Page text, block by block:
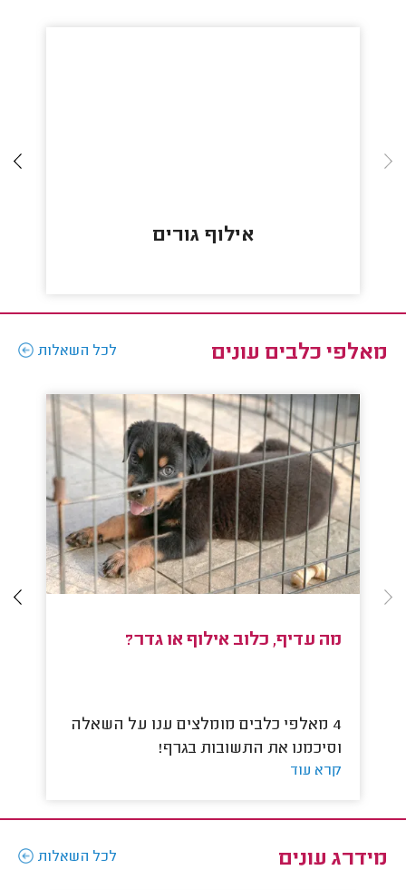
אילוף גורים
מאלפי כלבים עונים לכל השאלות
מה עדיף, כלוב אילוף או גדר?
4 מאלפי כלבים מומלצים ענו על השאלה
וסיכמנו את התשובות בגרף!
קרא עוד
מידרג עונים לכל השאלות